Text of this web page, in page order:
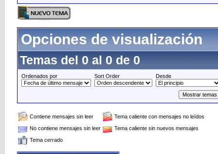
Opciones de visualización
Temas del 0 al 0 de 0
Ordenados por Sort Order Desde
Contiene mensajes sin leer
Tema caliente con mensajes no leídos
No contiene mensajes sin leer
Tema caliente sin nuevos mensajes
Tema cerrado